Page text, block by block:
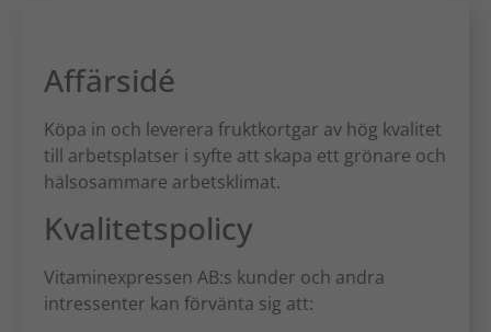
Affärsidé
Köpa in och leverera fruktkortgar av hög kvalitet
till arbetsplatser i syfte att skapa ett grönare och
hälsosammare arbetsklimat.
Kvalitetspolicy
Vitaminexpressen AB:s kunder och andra
intressenter kan förvänta sig att: